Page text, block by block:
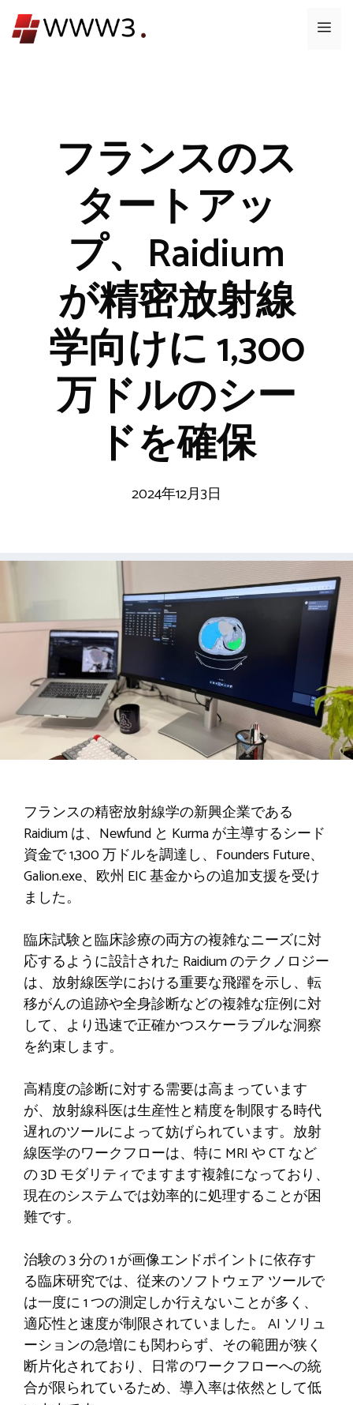
ン
メ
フランスのス
タートアッ
プ、Raidium
が精密放射線
学向けに 1,300
万ドルのシー
ドを確保
2024年12月3日
フランスの精密放射線学の新興企業である
Raidium は、Newfund と Kurma が主導するシード
資金で 1,300 万ドルを調達し、Founders Future、
Galion.exe、欧州 EIC 基金からの追加支援を受け
ました。
臨床試験と臨床診療の両方の複雑なニーズに対
応するように設計された Raidium のテクノロジー
は、放射線医学における重要な飛躍を示し、転
移がんの追跡や全身診断などの複雑な症例に対
して、より迅速で正確かつスケーラブルな洞察
を約束します。
高精度の診断に対する需要は高まっています
が、放射線科医は生産性と精度を制限する時代
遅れのツールによって妨げられています。放射
線医学のワークフローは、特に MRI や CT など
の 3D モダリティでますます複雑になっており、
現在のシステムでは効率的に処理することが困
難です。
治験の 3 分の 1 が画像エンドポイントに依存す
る臨床研究では、従来のソフトウェア ツールで
は一度に 1 つの測定しか行えないことが多く、
適応性と速度が制限されていました。 AI ソリュ
ーションの急増にも関わらず、その範囲が狭く
断片化されており、日常のワークフローへの統
合が限られているため、導入率は依然として低